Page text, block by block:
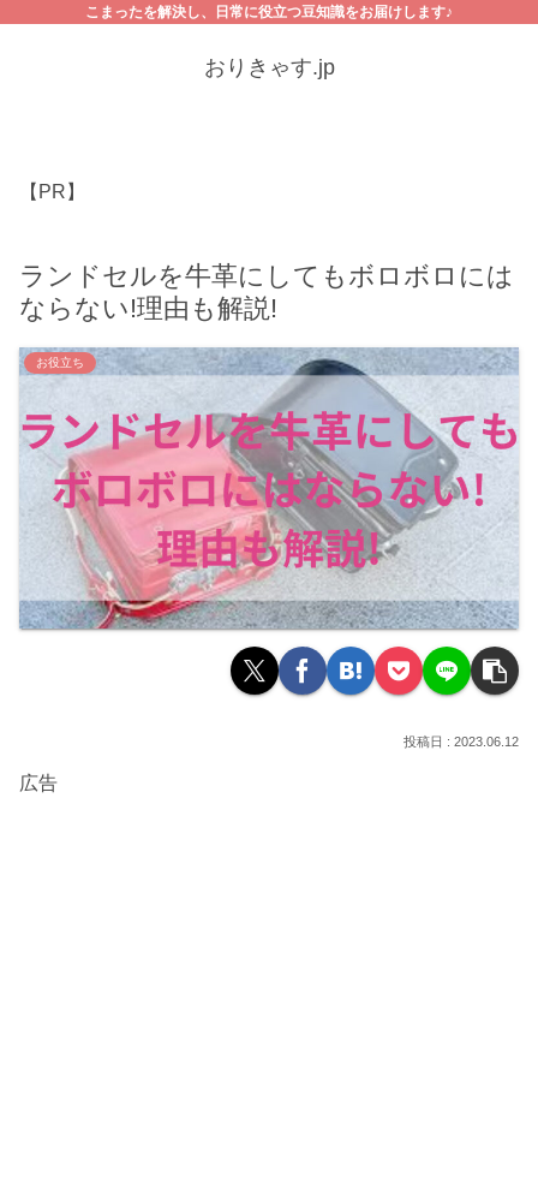
こまったを解決し、日常に役立つ豆知識をお届けします♪
おりきゃす.jp
【PR】
ランドセルを牛革にしてもボロボロには
ならない!理由も解説!
お役立ち
2023.06.12
広告